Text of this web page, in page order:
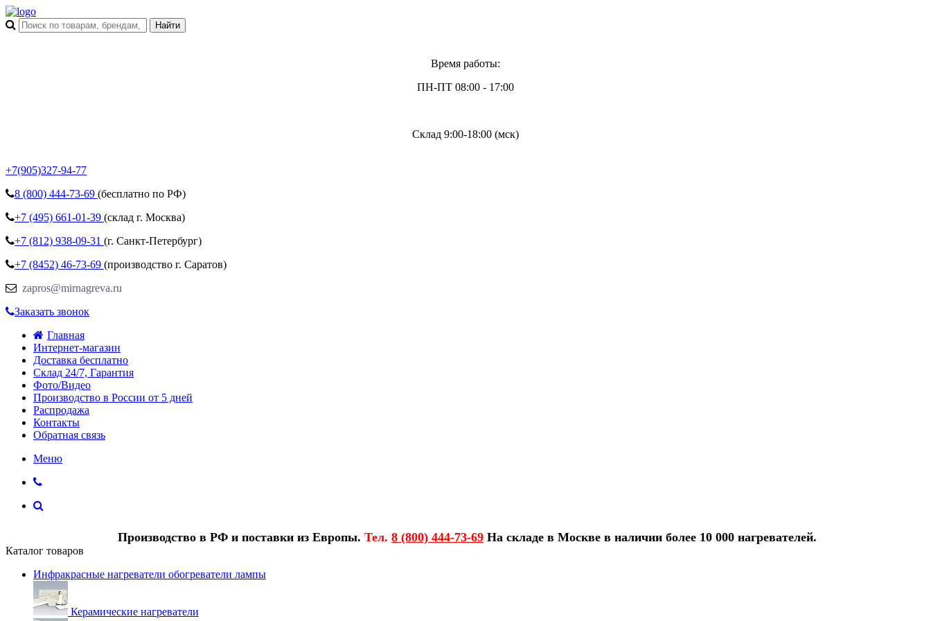
Время работы:
ПН-ПТ 08:00 - 17:00
Склад 9:00-18:00 (мск)
+7(905)327-94-77
8 (800) 444-73-69 (бесплатно по РФ)
+7 (495) 661-01-39 (склад г. Москва)
+7 (812) 938-09-31 (г. Санкт-Петербург)
+7 (8452) 46-73-69 (производство г. Саратов)
zapros@mirnagreva.ru
Заказать звонок
Главная
Интернет-магазин
Доставка бесплатно
Склад 24/7, Гарантия
Фото/Видео
Производство в России от 5 дней
Распродажа
Контакты
Обратная связь
Меню
Производство в РФ и поставки из Европы. Тел. 8 (800) 444-73-69 На складе в Москве в наличии более 10 000 нагревателей.
Каталог товаров
Инфракрасные нагреватели обогреватели лампы
Керамические нагреватели